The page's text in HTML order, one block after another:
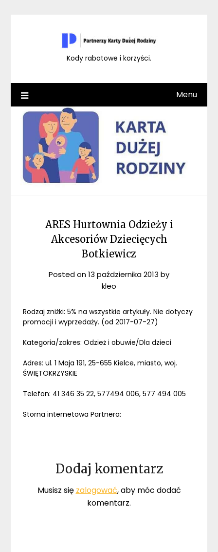
Kody rabatowe i korzyści.
Menu
ARES Hurtownia Odzieży i
Akcesoriów Dziecięcych
Botkiewicz
Posted on13 października 2013 by
kleo
Rodzaj zniżki: 5% na wszystkie artykuły. Nie dotyczy
promocji i wyprzedaży. (od 2017-07-27)
Kategoria/zakres: Odzież i obuwie/Dla dzieci
Adres: ul. 1 Maja 191, 25-655 Kielce, miasto, woj.
ŚWIĘTOKRZYSKIE
Telefon: 41 346 35 22, 577494 006, 577 494 005
Storna internetowa Partnera:
Dodaj komentarz
Musisz się zalogować, aby móc dodać
komentarz.